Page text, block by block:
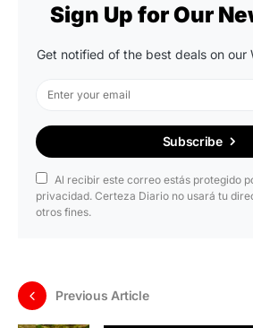
Sign Up for Our
Get notified of the best deals on our
Subscribe
Al recibir este correo estás protegido
privacidad. Certeza Diario no usará tu
otros fines.
Previous Article